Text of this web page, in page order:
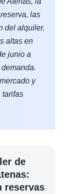
las
del alquiler.
altas en
junio a
y
tarifas
de
reservas